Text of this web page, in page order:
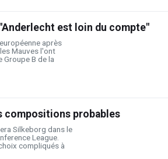
est loin du compte"
après
Mauves l'ont
B de la
compositions probables
Silkeborg dans le
League.
compliqués à